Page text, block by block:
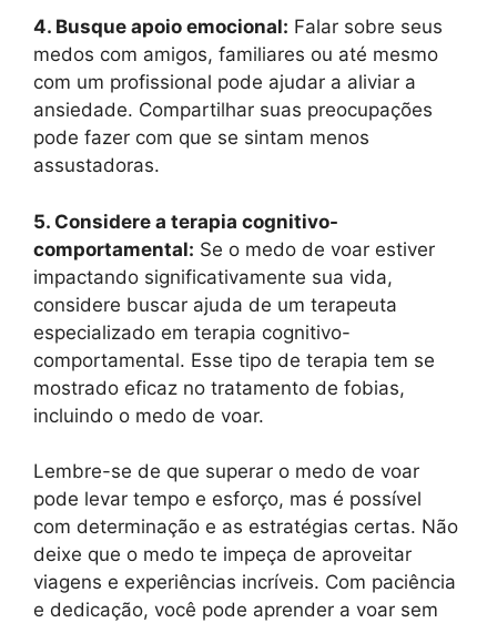
4. Busque apoio emocional: Falar sobre seus
medos com amigos, familiares ou até mesmo
com um profissional pode ajudar a aliviar a
ansiedade. Compartilhar suas preocupações
pode fazer com que se sintam menos
assustadoras.
5. Considere a terapia cognitivo-
comportamental: Se o medo de voar estiver
impactando significativamente sua vida,
considere buscar ajuda de um terapeuta
especializado em terapia cognitivo-
comportamental. Esse tipo de terapia tem se
mostrado eficaz no tratamento de fobias,
incluindo o medo de voar.
Lembre-se de que superar o medo de voar
pode levar tempo e esforço, mas é possível
com determinação e as estratégias certas. Não
deixe que o medo te impeça de aproveitar
viagens e experiências incríveis. Com paciência
e dedicação, você pode aprender a voar sem